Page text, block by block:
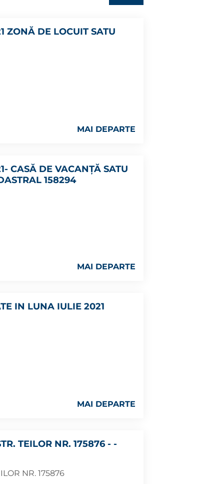
ZONĂ DE LOCUIT SATU
MAI DEPARTE
CASĂ DE VACANȚĂ SATU
158294
MAI DEPARTE
IN LUNA IULIE 2021
MAI DEPARTE
TEILOR NR. 175876 - -
NR. 175876